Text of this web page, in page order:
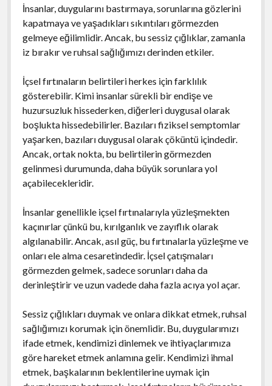
İnsanlar, duygularını bastırmaya, sorunlarına gözlerini
kapatmaya ve yaşadıkları sıkıntıları görmezden
gelmeye eğilimlidir. Ancak, bu sessiz çığlıklar, zamanla
iz bırakır ve ruhsal sağlığımızı derinden etkiler.
İçsel fırtınaların belirtileri herkes için farklılık
gösterebilir. Kimi insanlar sürekli bir endişe ve
huzursuzluk hissederken, diğerleri duygusal olarak
boşlukta hissedebilirler. Bazıları fiziksel semptomlar
yaşarken, bazıları duygusal olarak çöküntü içindedir.
Ancak, ortak nokta, bu belirtilerin görmezden
gelinmesi durumunda, daha büyük sorunlara yol
açabilecekleridir.
İnsanlar genellikle içsel fırtınalarıyla yüzleşmekten
kaçınırlar çünkü bu, kırılganlık ve zayıflık olarak
algılanabilir. Ancak, asıl güç, bu fırtınalarla yüzleşme ve
onları ele alma cesaretindedir. İçsel çatışmaları
görmezden gelmek, sadece sorunları daha da
derinleştirir ve uzun vadede daha fazla acıya yol açar.
Sessiz çığlıkları duymak ve onlara dikkat etmek, ruhsal
sağlığımızı korumak için önemlidir. Bu, duygularımızı
ifade etmek, kendimizi dinlemek ve ihtiyaçlarımıza
göre hareket etmek anlamına gelir. Kendimizi ihmal
etmek, başkalarının beklentilerine uymak için